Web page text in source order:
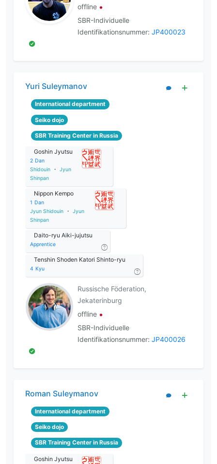
offline
SBR-Individuelle
Identifikationsnummer: JP400023
Yuri Suleymanov
International department
Seiko dojo
SBR Training Center in Russia
Goshin Jyutsu
2 Dan
Shidouin
・
Jyun
Shinpan
Nippon Kempo
1 Dan
Jyun Shidouin
・
Jyun
Shinpan
Daito-ryu Aiki-jujutsu
Apprentice
Tenshin Shoden Katori Shinto-ryu
4 Kyu
Russische Föderation,
Jekaterinburg
offline
SBR-Individuelle
Identifikationsnummer: JP400026
Roman Suleymanov
International department
Seiko dojo
SBR Training Center in Russia
Goshin Jyutsu